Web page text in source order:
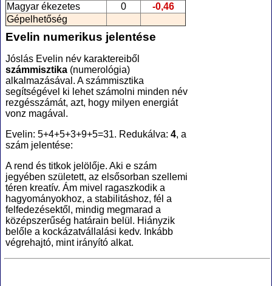
Magyar ékezetes
0
-0,46
Gépelhetőség
Evelin numerikus jelentése
Jóslás Evelin név karaktereiből
számmisztika (numerológia)
alkalmazásával. A számmisztika
segítségével ki lehet számolni minden név
rezgésszámát, azt, hogy milyen energiát
vonz magával.
Evelin: 5+4+5+3+9+5=31. Redukálva: 4, a
szám jelentése:
A rend és titkok jelölője. Aki e szám
jegyében született, az elsősorban szellemi
téren kreatív. Ám mivel ragaszkodik a
hagyományokhoz, a stabilitáshoz, fél a
felfedezésektől, mindig megmarad a
középszerűség határain belül. Hiányzik
belőle a kockázatvállalási kedv. Inkább
végrehajtó, mint irányító alkat.